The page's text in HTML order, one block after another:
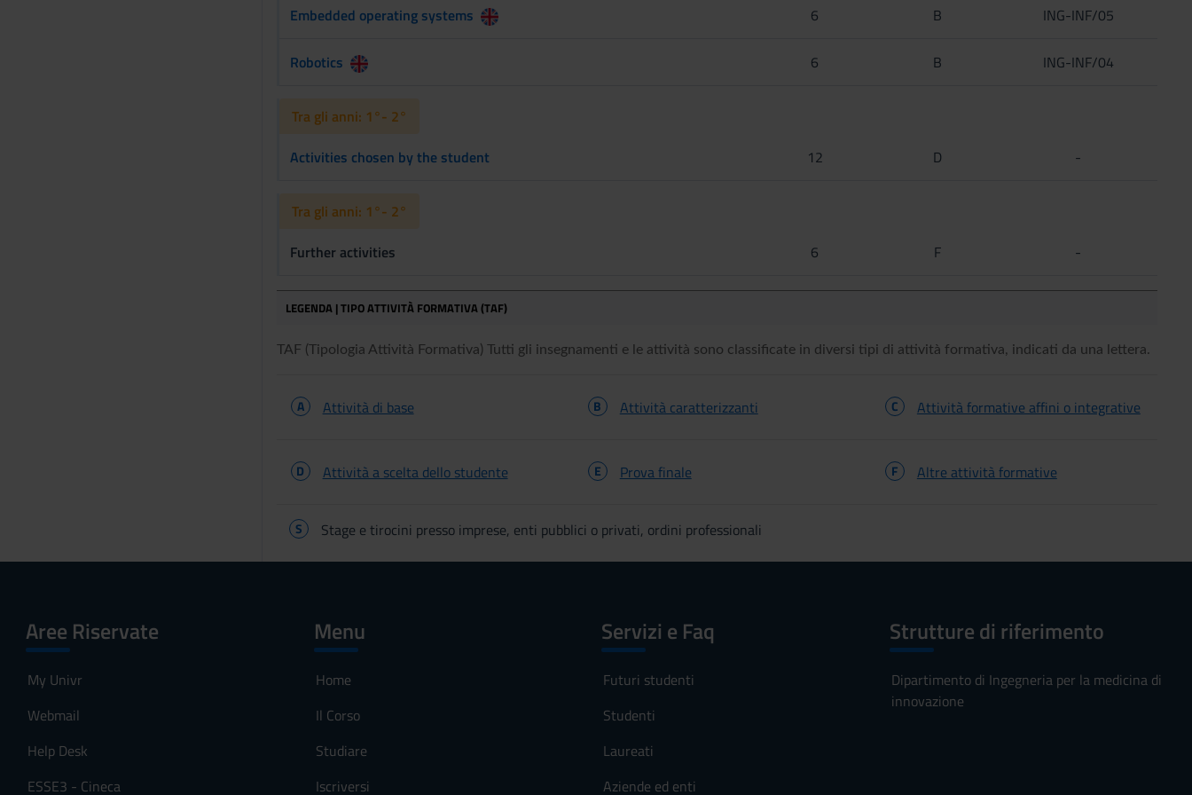
Embedded operating systems 6 B ING-INF/05
Robotics 6 B ING-INF/04
Tra gli anni: 1°- 2°
Activities chosen by the student
12 D -
Tra gli anni: 1°- 2°
6 F -
LEGENDA | TIPO ATTIVITÀ FORMATIVA (TAF)
TAF (Tipologia Attività Formativa) Tutti gli insegnamenti e le attività sono classificate in diversi tipi di attività formativa, indicati da una lettera.
A Attività di base B Attività caratterizzanti C Attività formative affini o integrative
D Attività a scelta dello studente E Prova finale F Altre attività formative
S Stage e tirocini presso imprese, enti pubblici o privati, ordini professionali
Aree Riservate
My Univr
Webmail
Help Desk
ESSE3 - Cineca
Menu
Home
Il Corso
Studiare
Iscriversi
Servizi e Faq
Futuri studenti
Studenti
Laureati
Aziende ed enti
Strutture di riferimento
Dipartimento di Ingegneria per la medicina di
innovazione